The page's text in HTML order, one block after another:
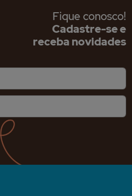
Fique conosco!
Cadastre-se e
receba novidades